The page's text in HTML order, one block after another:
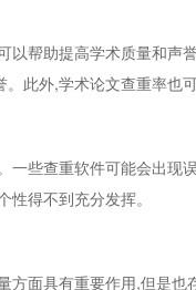
以帮助提高学术质量和
此外,学术论文查重率也
一些查重软件可能会出
得不到充分发挥。
方面具有重要作用,但是